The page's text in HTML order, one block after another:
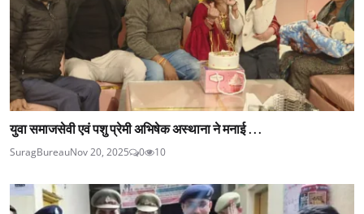
युवा समाजसेवी एवं पशु प्रेमी अभिषेक अस्थाना ने मनाई ...
SuragBureauNov 20, 2025 0 10